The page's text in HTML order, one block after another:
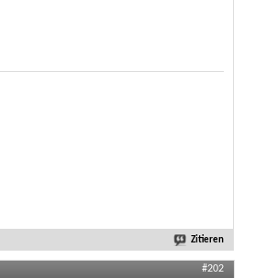
Zitieren
#202